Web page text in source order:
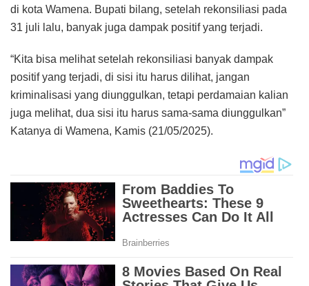
di kota Wamena. Bupati bilang, setelah rekonsiliasi pada
31 juli lalu, banyak juga dampak positif yang terjadi.
“Kita bisa melihat setelah rekonsiliasi banyak dampak
positif yang terjadi, di sisi itu harus dilihat, jangan
kriminalisasi yang diunggulkan, tetapi perdamaian kalian
juga melihat, dua sisi itu harus sama-sama diunggulkan”
Katanya di Wamena, Kamis (21/05/2025).